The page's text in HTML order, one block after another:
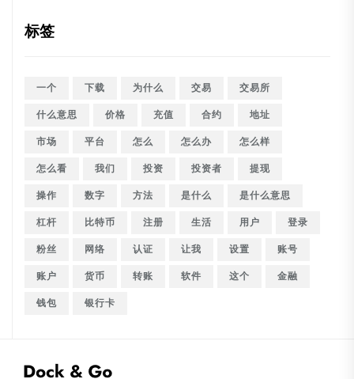
标签
一个 下载 为什么 交易
交易所
什么意思
价格 充值 合约
地址
市场
平台 怎么 怎么办
怎么样
怎么看
我们 投资 投资者
提现
操作
数字 方法 是什么
是什么意思
杠杆
比特币 注册 生活 用户
登录
粉丝
网络 认证 让我 设置
账号
账户
货币 转账 软件 这个
金融
钱包
银行卡